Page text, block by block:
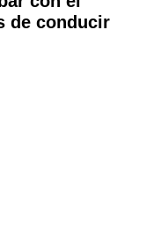
de conducir